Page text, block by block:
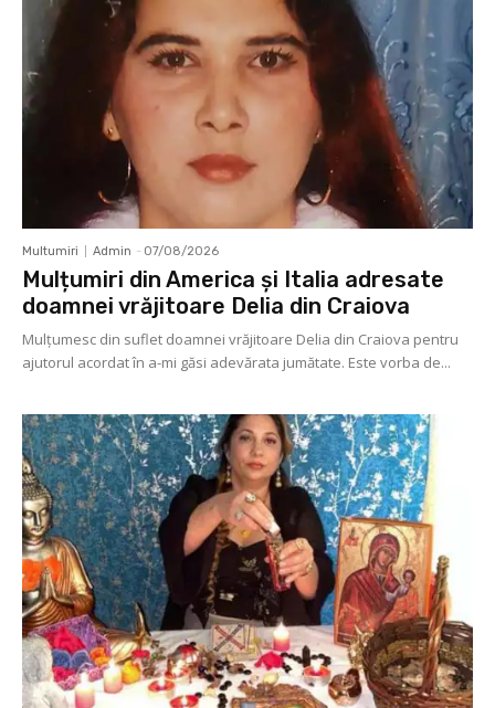
Multumiri Admin - 07/08/2026
Mulțumiri din America și Italia adresate
doamnei vrăjitoare Delia din Craiova
Mulţumesc din suflet doamnei vrăjitoare Delia din Craiova pentru
ajutorul acordat în a-mi găsi adevărata jumătate. Este vorba de...